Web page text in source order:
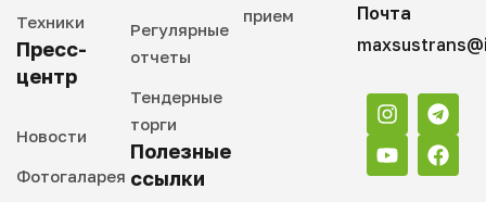
Техники
Пресс-
центр
Новости
Фотогаларея
Регулярные
отчеты
Тендерные
торги
Полезные
ссылки
прием
Почта